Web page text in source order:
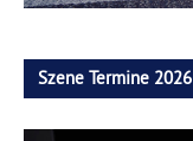
Szene Termine 2026